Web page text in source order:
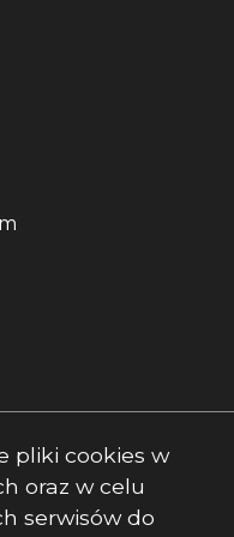
pliki cookies w
oraz w celu
serwisów do